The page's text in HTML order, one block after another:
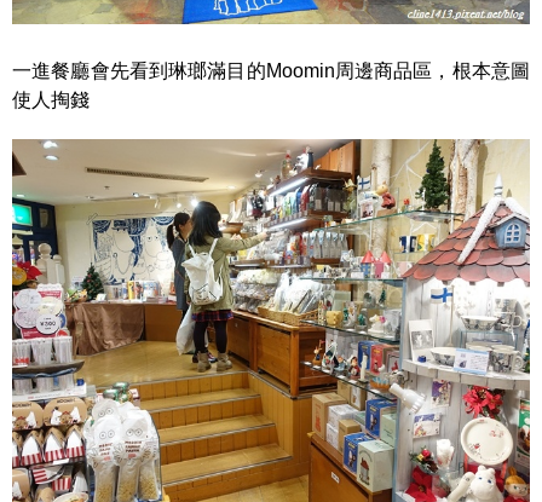
一進餐廳會先看到琳瑯滿目的Moomin周邊商品區，根本意圖
使人掏錢